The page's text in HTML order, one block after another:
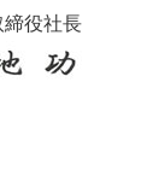
役社長